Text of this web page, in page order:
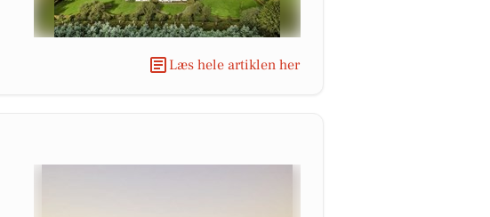
Læs hele artiklen her